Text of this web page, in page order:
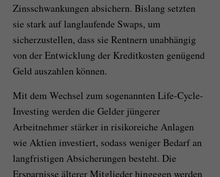
Zinsschwankungen absichern. Bislang setzten
sie stark auf langlaufende Swaps, um
sicherzustellen, dass sie Rentnern unabhängig
von der Entwicklung der Kreditkosten genügend
Geld auszahlen können.
Mit dem Wechsel zum sogenannten Life-Cycle-
Investing werden die Gelder jüngerer
Arbeitnehmer stärker in risikoreiche Anlagen
wie Aktien investiert, sodass weniger Bedarf an
langfristigen Absicherungen besteht. Die
Ersparnisse älterer Mitglieder hingegen werden